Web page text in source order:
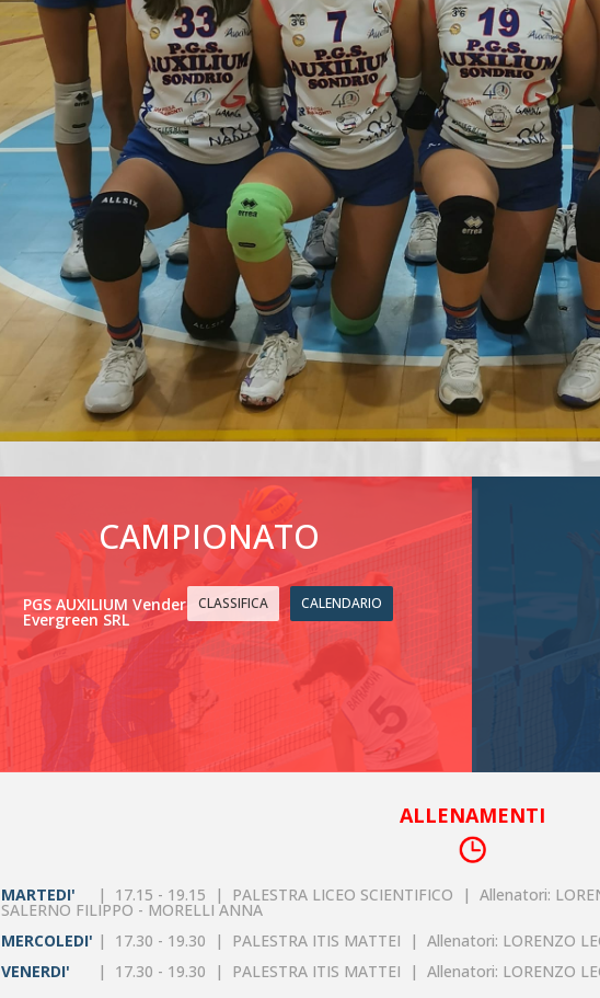
CAMPIONATO
PGS AUXILIUM Vender
Evergreen SRL
CLASSIFICA CALENDARIO
ALLENAMENTI
MARTEDI' | 17.15 - 19.15 | PALESTRA LICEO SCIENTIFICO | Allenatori:
SALERNO FILIPPO - MORELLI ANNA
MERCOLEDI'| 17.30 - 19.30 | PALESTRA ITIS MATTEI | Allenatori: LORENZO
VENERDI'
| 17.30 - 19.30 | PALESTRA ITIS MATTEI | Allenatori: LORENZO